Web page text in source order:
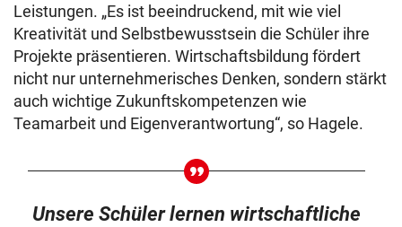
Leistungen. „Es ist beeindruckend, mit wie viel
Kreativität und Selbstbewusstsein die Schüler ihre
Projekte präsentieren. Wirtschaftsbildung fördert
nicht nur unternehmerisches Denken, sondern stärkt
auch wichtige Zukunftskompetenzen wie
Teamarbeit und Eigenverantwortung“, so Hagele.
Unsere Schüler lernen wirtschaftliche